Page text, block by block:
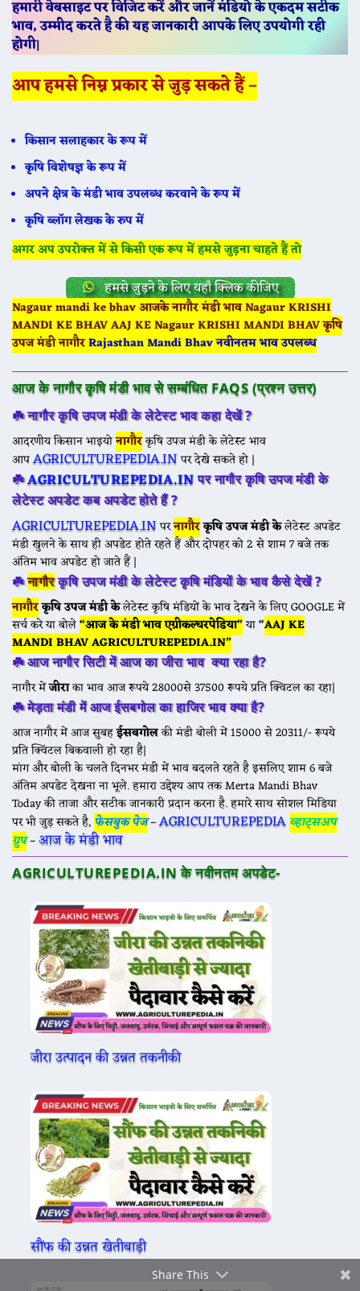
हमारी वेबसाइट पर विजिट करें और जानें मंडियो के एकदम सटीक
भाव, उम्मीद करते है की यह जानकारी आपके लिए उपयोगी रही
होगी|
आप हमसे निम्न प्रकार से जुड़ सकते हैं –
किसान सलाहकार के रूप में
कृषि विशेषज्ञ के रूप में
अपने क्षेत्र के मंडी भाव उपलब्ध करवाने के रूप में
कृषि ब्लॉग लेखक के रुप में
अगर अप उपरोक्त में से किसी एक रूप में हमसे जुड़ना चाहते हैं तो
हमसे जुड़ने के लिए यहाँ क्लिक कीजिए
Nagaur mandi ke bhav आजके नागौर मंडी भाव Nagaur KRISHI
MANDI KE BHAV AAJ KE Nagaur KRISHI MANDI BHAV कृषि
उपज मंडी नागौरRajasthan Mandi Bhav नवीनतम भाव उपलब्ध
आज के नागौर कृषि मंडी भाव से सम्बंधित FAQS (प्रश्न उत्तर)
☘️नागौर कृषि उपज मंडी के लेटेस्ट भाव कहा देखें ?
आदरणीय किसान भाइयोनागौरकृषि उपज मंडी के लेटेस्ट भाव
आपAGRICULTUREPEDIA.INपर देखे सकते हो |
☘️AGRICULTUREPEDIA.INपर नागौरकृषि उपज मंडी के
लेटेस्ट अपडेट कब अपडेट होते हैं ?
AGRICULTUREPEDIA.INपरनागौरकृषि उपज मंडी केलेटेस्ट अपडेट
मंडी खुलने के साथ ही अपडेट होते रहते हैं और दोपहर को 2 से शाम 7 बजे तक
अंतिम भाव अपडेट हो जाते हैं |
☘️नागौरकृषि उपज मंडी के लेटेस्ट कृषि मंडियों के भाव कैसे देखें ?
नागौरकृषि उपज मंडी केलेटेस्ट कृषि मंडियों के भाव देखने के लिए GOOGLE में
सर्च करे या बोले“आज के मंडी भाव एग्रीकल्चरपेडिया”या“AAJ KE
MANDI BHAV AGRICULTUREPEDIA.IN”
☘️आज नागौर सिटी में आज का जीरा भाव क्या रहा है?
नागौर मेंजीराका भाव आज रूपये 28000से 37500 रूपये प्रति क्विटल का रहा|
☘️मेड़ता मंडी में आज ईसबगोल का हाजिर भाव क्या है?
आज नागौर में आज सुबहईसबगोलकी मंडी बोली में 15000 से 20311/- रूपये
प्रति क्विंटल बिकवाली हो रहा है|
मांग और बोली के चलते दिनभर मंडी में भाव बदलते रहते है इसलिए शाम 6 बजे
अंतिम अपडेट देखना ना भूले. हमारा उद्देश्य आप तक Merta Mandi Bhav
Today की ताजा और सटीक जानकारी प्रदान करना है. हमारे साथ सोशल मिडिया
पर भी जुड़ सकते है, फेसबुक पेज–AGRICULTUREPEDIA व्हाट्सअप
ग्रुप–आज के मंडी भाव
AGRICULTUREPEDIA.IN के नवीनतम अपडेट-
जीरा उत्पादन की उन्नत तकनीकी
सौंफ की उन्नत खेतीबाड़ी
Share This
Facebook
Gmail